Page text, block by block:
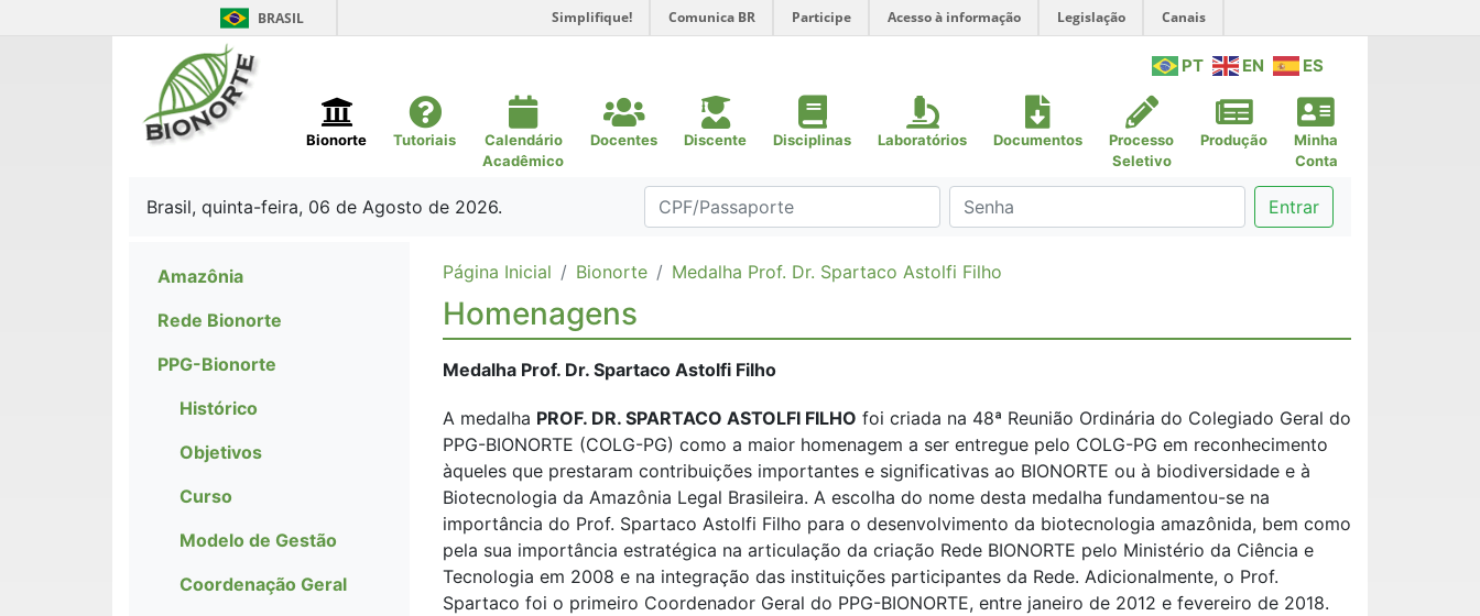
BRASIL Simplifique! Comunica BR Participe Acesso à informação Legislação Canais
PT EN ES
Bionorte Tutoriais
Calendário
Acadêmico
Docentes Discente Disciplinas Laboratórios Documentos
Processo
Seletivo
Produção
Minha
Conta
Brasil, quinta-feira, 06 de Agosto de 2026. Entrar
Amazônia
Rede Bionorte
PPG-Bionorte
Histórico
Objetivos
Curso
Modelo de Gestão
Coordenação Geral
Página Inicial Bionorte Medalha Prof. Dr. Spartaco Astolfi Filho
Homenagens
Medalha Prof. Dr. Spartaco Astolfi Filho
A medalha PROF. DR. SPARTACO ASTOLFI FILHO foi criada na 48ª Reunião Ordinária do Colegiado Geral do
PPG-BIONORTE (COLG-PG) como a maior homenagem a ser entregue pelo COLG-PG em reconhecimento
àqueles que prestaram contribuições importantes e significativas ao BIONORTE ou à biodiversidade e à
Biotecnologia da Amazônia Legal Brasileira. A escolha do nome desta medalha fundamentou-se na
importância do Prof. Spartaco Astolfi Filho para o desenvolvimento da biotecnologia amazônida, bem como
pela sua importância estratégica na articulação da criação Rede BIONORTE pelo Ministério da Ciência e
Tecnologia em 2008 e na integração das instituições participantes da Rede. Adicionalmente, o Prof.
Spartaco foi o primeiro Coordenador Geral do PPG-BIONORTE, entre janeiro de 2012 e fevereiro de 2018.